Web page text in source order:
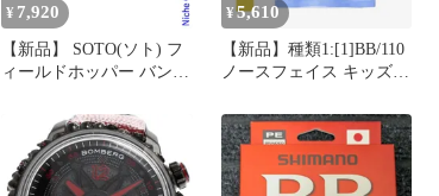
¥ 7,920
【新品】 SOTO(ソト) フ
ィールドホッパー バンブ
テーブル キャンプテーブ
ル 机 キャンプテーブル
折りたたみ
¥5,610
【新品】種類1:[1]BB/110
ノースフェイス キッズ
クコットン 吸汗速乾 ゆ
ったりシルエット
NTT32555 THE NORTH
FACE トドラ―ショート